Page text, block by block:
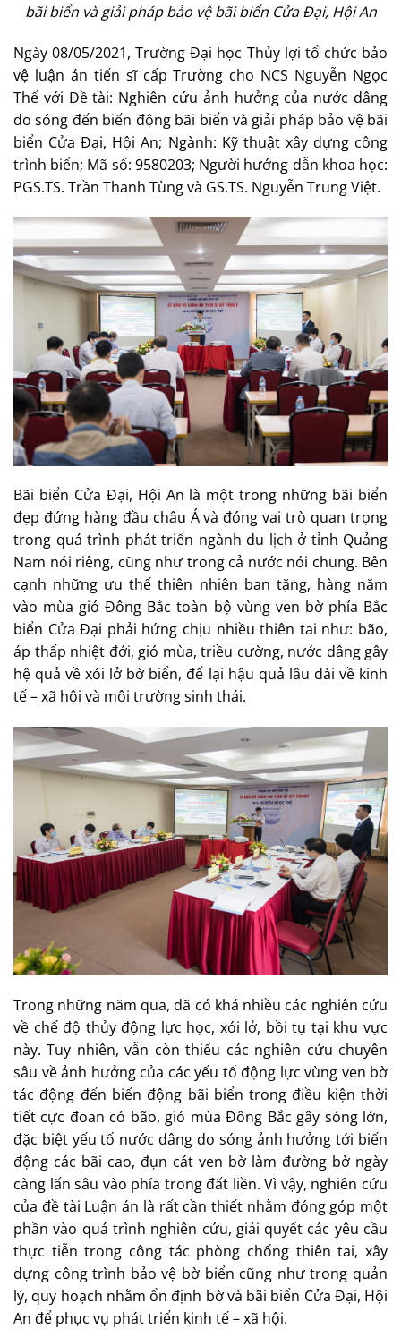
bãi biển và giải pháp bảo vệ bãi biển Cửa Đại, Hội An
Ngày 08/05/2021, Trường Đại học Thủy lợi tổ chức bảo
vệ luận án tiến sĩ cấp Trường cho NCS Nguyễn Ngọc
Thế với Đề tài: Nghiên cứu ảnh hưởng của nước dâng
do sóng đến biến động bãi biển và giải pháp bảo vệ bãi
biển Cửa Đại, Hội An; Ngành: Kỹ thuật xây dựng công
trình biển; Mã số: 9580203; Người hướng dẫn khoa học:
PGS.TS. Trần Thanh Tùng và GS.TS. Nguyễn Trung Việt.
Bãi biển Cửa Đại, Hội An là một trong những bãi biển
đẹp đứng hàng đầu châu Á và đóng vai trò quan trọng
trong quá trình phát triển ngành du lịch ở tỉnh Quảng
Nam nói riêng, cũng như trong cả nước nói chung. Bên
cạnh những ưu thế thiên nhiên ban tặng, hàng năm
vào mùa gió Đông Bắc toàn bộ vùng ven bờ phía Bắc
biển Cửa Đại phải hứng chịu nhiều thiên tai như: bão,
áp thấp nhiệt đới, gió mùa, triều cường, nước dâng gây
hệ quả về xói lở bờ biển, để lại hậu quả lâu dài về kinh
tế – xã hội và môi trường sinh thái.
Trong những năm qua, đã có khá nhiều các nghiên cứu
về chế độ thủy động lực học, xói lở, bồi tụ tại khu vực
này. Tuy nhiên, vẫn còn thiếu các nghiên cứu chuyên
sâu về ảnh hưởng của các yếu tố động lực vùng ven bờ
tác động đến biến động bãi biển trong điều kiện thời
tiết cực đoan có bão, gió mùa Đông Bắc gây sóng lớn,
đặc biệt yếu tố nước dâng do sóng ảnh hưởng tới biến
động các bãi cao, đụn cát ven bờ làm đường bờ ngày
càng lấn sâu vào phía trong đất liền. Vì vậy, nghiên cứu
của đề tài Luận án là rất cần thiết nhằm đóng góp một
phần vào quá trình nghiên cứu, giải quyết các yêu cầu
thực tiễn trong công tác phòng chống thiên tai, xây
dựng công trình bảo vệ bờ biển cũng như trong quản
lý, quy hoạch nhằm ổn định bờ và bãi biển Cửa Đại, Hội
An để phục vụ phát triển kinh tế – xã hội.